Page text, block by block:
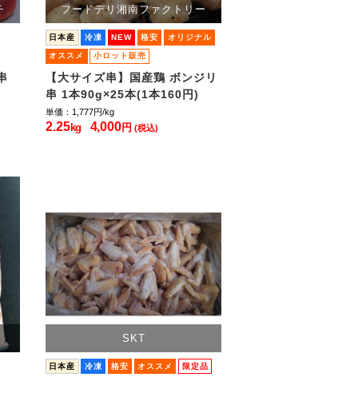
フードデリ湘南ファクトリー
日本産 冷凍 NEW 格安 オリジナル
オススメ 小ロット販売
【大サイズ串】国産鶏 ボンジリ
串 1本90g×25本(1本160円)
単価：1,777円/kg
2.25kg 4,000円(税込)
SKT
日本産 冷凍 格安 オススメ 限定品